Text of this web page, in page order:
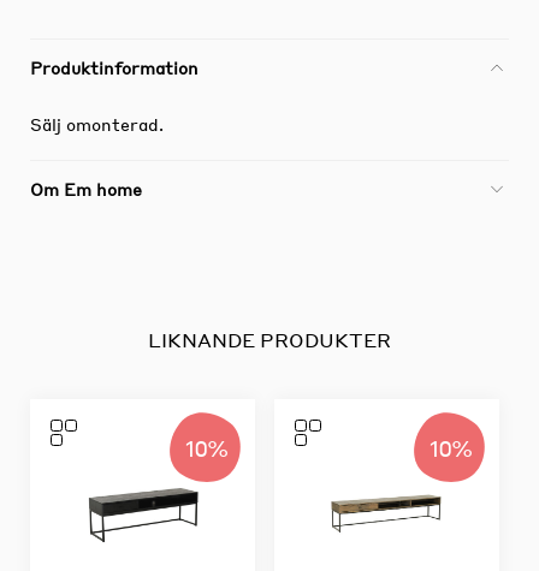
Produktinformation
Sälj omonterad.
Om Em home
LIKNANDE PRODUKTER
10% 10%